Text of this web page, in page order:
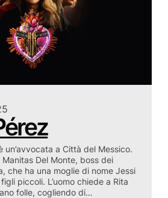
un’avvocata a Città del Messico.
Del Monte, boss dei
che ha una moglie di nome Jessi
piccoli. L’uomo chiede a Rita
folle, cogliendo di…